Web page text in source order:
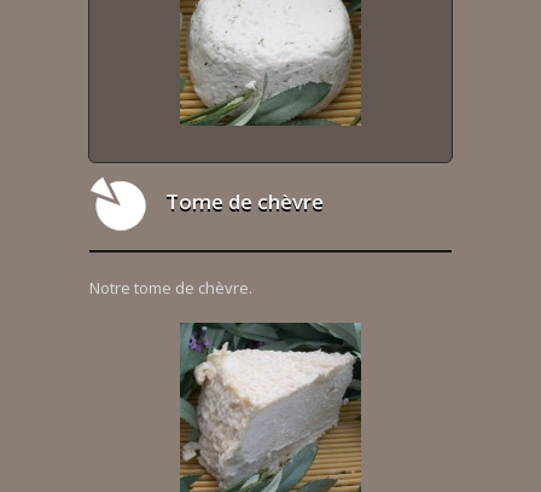
Tome de chèvre
Notre tome de chèvre.